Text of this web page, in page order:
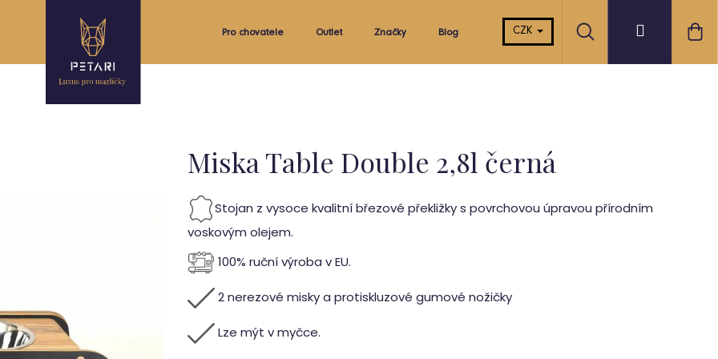
Pro chovatele Outlet Značky Blog CZK Hledat Přihlášení
Miska Table Double 2,8l černá
Stojan z vysoce kvalitní březové překližky s povrchovou úpravou přírodním
voskovým olejem.
100% ruční výroba v EU.
2 nerezové misky a protiskluzové gumové nožičky
Lze mýt v myčce.